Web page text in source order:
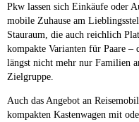
Pkw lassen sich Einkäufe oder
mobile Zuhause am
Stauraum, die auch reichlich
kompakte Varianten für Paare
längst nicht mehr nur Familien
Zielgruppe.
Auch das Angebot an
kompakten Kastenwagen mit